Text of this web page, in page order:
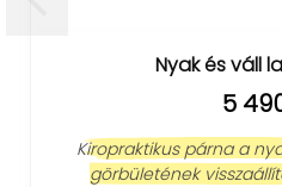
Nyak és váll
5
Kiropraktikus párna a
görbületének